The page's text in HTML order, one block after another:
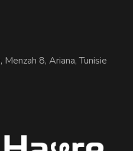
8, Ariana, Tunisie